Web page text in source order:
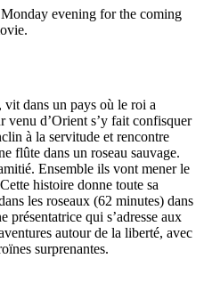
evening for the coming
dans un pays où le roi a
d’Orient s’y fait confisquer
à la servitude et rencontre
flûte dans un roseau sauvage.
Ensemble ils vont mener le
histoire donne toute sa
les roseaux (62 minutes) dans
présentatrice qui s’adresse aux
autour de la liberté, avec
surprenantes.